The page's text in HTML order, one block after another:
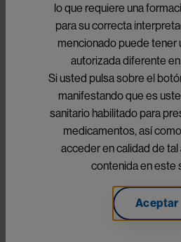
1 | Obstáculos
lo que requiere una
para su correcta
mencionado puede tener
autorizada diferente
Si usted pulsa sobre el
manifestando que es
sanitario habilitado para
medicamentos, así
acceder en calidad de tal
contenida en este
Aceptar